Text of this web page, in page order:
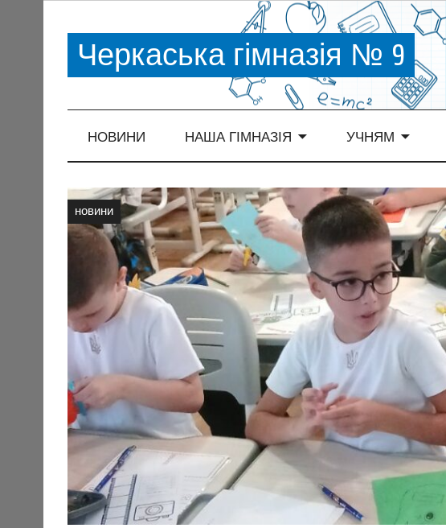
Черкаська гімназія № 9
НОВИНИ НАША ГІМНАЗІЯ УЧНЯМ
новини